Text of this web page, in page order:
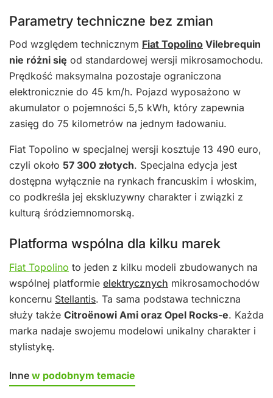
Parametry techniczne bez zmian
Pod względem technicznym Fiat Topolino Vilebrequin
nie różni się od standardowej wersji mikrosamochodu.
Prędkość maksymalna pozostaje ograniczona
elektronicznie do 45 km/h. Pojazd wyposażono w
akumulator o pojemności 5,5 kWh, który zapewnia
zasięg do 75 kilometrów na jednym ładowaniu.
Fiat Topolino w specjalnej wersji kosztuje 13 490 euro,
czyli około 57 300 złotych. Specjalna edycja jest
dostępna wyłącznie na rynkach francuskim i włoskim,
co podkreśla jej ekskluzywny charakter i związki z
kulturą śródziemnomorską.
Platforma wspólna dla kilku marek
Fiat Topolino to jeden z kilku modeli zbudowanych na
wspólnej platformie elektrycznych mikrosamochodów
koncernu Stellantis. Ta sama podstawa techniczna
służy także Citroënowi Ami oraz Opel Rocks-e. Każda
marka nadaje swojemu modelowi unikalny charakter i
stylistykę.
Inne w podobnym temacie